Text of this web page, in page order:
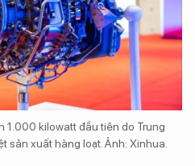
1.000 kilowatt đầu tiên do Trung
sản xuất hàng loạt. Ảnh: Xinhua.